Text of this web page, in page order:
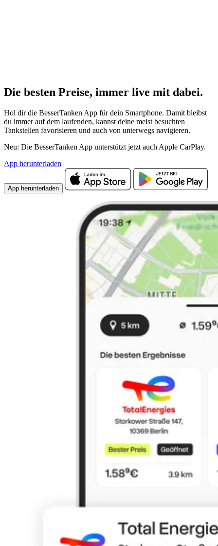
Die besten Preise, immer live mit dabei.
Hol dir die BesserTanken App für dein Smartphone. Damit bleibst
du immer auf dem laufenden, kannst deine meist besuchten
Tankstellen favorisieren und auch von unterwegs navigieren.
Neu: Die BesserTanken App unterstützt jetzt auch Apple CarPlay.
App herunterladen
App herunterladen